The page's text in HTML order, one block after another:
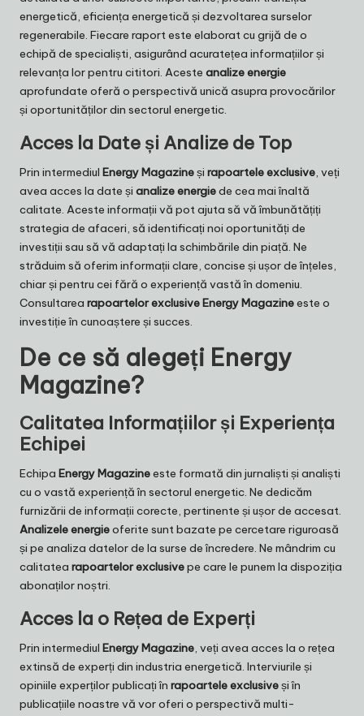
energetică, eficiența energetică și dezvoltarea surselor
regenerabile. Fiecare raport este elaborat cu grijă de o
echipă de specialiști, asigurând acuratețea informațiilor și
relevanța lor pentru cititori. Aceste analize energie
aprofundate oferă o perspectivă unică asupra provocărilor
și oportunităților din sectorul energetic.
Acces la Date și Analize de Top
Prin intermediul Energy Magazineși rapoartele exclusive, veți
avea acces la date și analize energiede cea mai înaltă
calitate. Aceste informații vă pot ajuta să vă îmbunătățiți
strategia de afaceri, să identificați noi oportunități de
investiții sau să vă adaptați la schimbările din piață. Ne
străduim să oferim informații clare, concise și ușor de înțeles,
chiar și pentru cei fără o experiență vastă în domeniu.
Consultarea rapoartelor exclusive Energy Magazineeste o
investiție în cunoaștere și succes.
De ce să alegeți Energy
Magazine?
Calitatea Informațiilor și Experiența
Echipei
Echipa Energy Magazineeste formată din jurnaliști și analiști
cu o vastă experiență în sectorul energetic. Ne dedicăm
furnizării de informații corecte, pertinente și ușor de accesat.
Analizele energieoferite sunt bazate pe cercetare riguroasă
și pe analiza datelor de la surse de încredere. Ne mândrim cu
calitatea rapoartelor exclusivepe care le punem la dispoziția
abonaților noștri.
Acces la o Rețea de Experți
Prin intermediul Energy Magazine, veți avea acces la o rețea
extinsă de experți din industria energetică. Interviurile și
opiniile experților publicați în rapoartele exclusiveși în
publicațiile noastre vă vor oferi o perspectivă multi-